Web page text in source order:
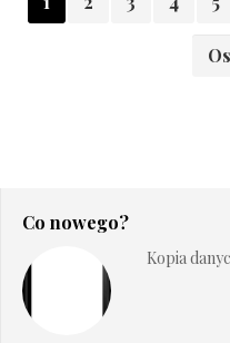
Co nowego?
Kopia